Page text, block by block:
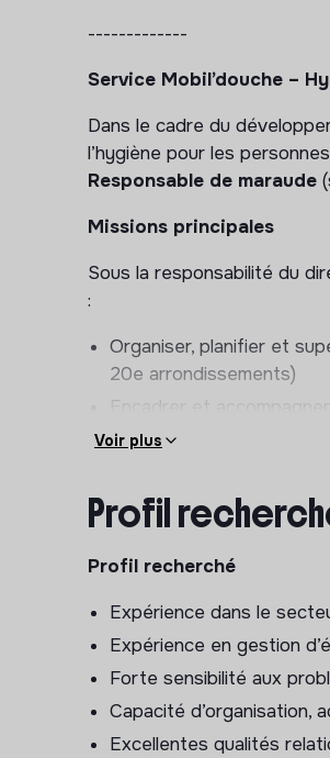
-------------
Service Mobil’douche –
Dans le cadre du
l’hygiène pour les
Responsable de maraude
Missions principales
Sous la responsabilité du
:
Organiser, planifier et
20e arrondissements)
Encadrer et
Veiller au bon
Développer et entretenir
sociaux)
Participer à
Développer le volet
Rejoindre Mobil’douche,
des personnes en
Voir plus
Profil
Profil recherché
Expérience dans le
Expérience en gestion
Forte sensibilité aux
Capacité d’organisation,
Excellentes qualités